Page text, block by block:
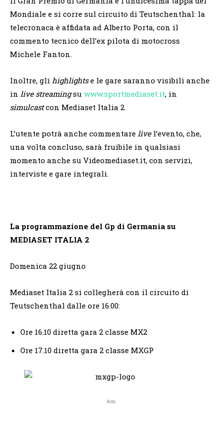
Mondiale e si corre sul circuito di Teutschenthal: la
telecronaca è affidata ad Alberto Porta, con il
commento tecnico dell’ex pilota di motocross
Michele Fanton.
Inoltre, gli highlightse le gare saranno visibili anche
in live streamingsu www.sportmediaset.it, in
simulcastcon Mediaset Italia 2.
L’utente potrà anche commentare livel’evento, che,
una volta concluso, sarà fruibile in qualsiasi
momento anche su Videomediaset.it, con servizi,
interviste e gare integrali.
La programmazione del Gp di Germania su
MEDIASET ITALIA 2
Domenica 22 giugno
Mediaset Italia 2 si collegherà con il circuito di
Teutschenthal dalle ore 16.00:
Ore 16.10 diretta gara 2 classe MX2
Ore 17.10 diretta gara 2 classe MXGP
Ads